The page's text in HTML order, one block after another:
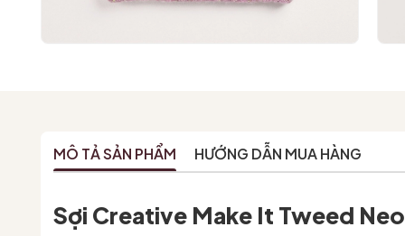
MÔ TẢ SẢN PHẨM HƯỚNG DẪN MUA HÀNG
Sợi Creative Make It Tweed